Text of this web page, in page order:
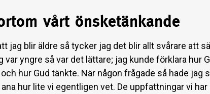
vårt önsketänkande
jag blir äldre så tycker jag det blir allt svårare att
var yngre så var det lättare; jag kunde förklara hur
hur Gud tänkte. När någon frågade så hade jag
hur lite vi egentligen vet. De uppfattningar vi har